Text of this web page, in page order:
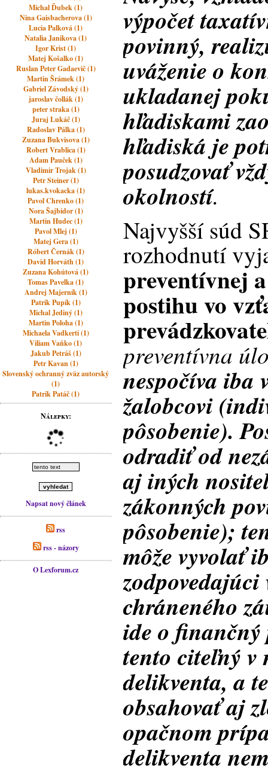
Michal Ďubek (1)
Nina Gaisbacherova (1)
Lucia Palková (1)
Natalia Janikova (1)
Igor Krist (1)
Matej Košalko (1)
Ruslan Peter Gadaevič (1)
Martin Šrámek (1)
Gabriel Závodský (1)
jaroslav čollák (1)
peter straka (1)
Juraj Lukáč (1)
Radoslav Pálka (1)
Zuzana Bukvisova (1)
Robert Vrablica (1)
Adam Pauček (1)
Vladimir Trojak (1)
Petr Steiner (1)
lukas.kvokacka (1)
Pavol Chrenko (1)
Nora Šajbidor (1)
Martin Hudec (1)
Pavol Mlej (1)
Matej Gera (1)
Róbert Černák (1)
David Horváth (1)
Zuzana Kohútová (1)
Tomas Pavelka (1)
Andrej Majerník (1)
Patrik Pupík (1)
Michal Jediný (1)
Martin Poloha (1)
Michaela Vadkerti (1)
Viliam Vaňko (1)
Jakub Petráš (1)
Petr Kavan (1)
Slovenský ochranný zväz autorský
(1)
Patrik Patáč (1)
Nálepky:
Napsat nový článek
rss
rss - názory
O Lexforum.cz
výpočet
povinný,
uváženie o
ukladanej
hľadiskami
hľadiská je
posudzovať
okolností.
Najvyšší súd
rozhodnutí
preventívnej
postihu vo
preventívna
nespočíva iba
žalobcovi
pôsobenie).
odradiť od
aj iných
zákonných
pôsobenie);
môže vyvolať
chráneného
ide o
tento citeľný v
delikventa, a
obsahovať aj
opačnom
delikventa